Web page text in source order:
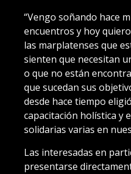
“Vengo soñando hace
encuentros y hoy
las marplatenses que
sienten que necesitan
o que no están
que sucedan sus
desde hace tiempo
capacitación holística y
solidarias varias en
Las interesadas en
presentarse